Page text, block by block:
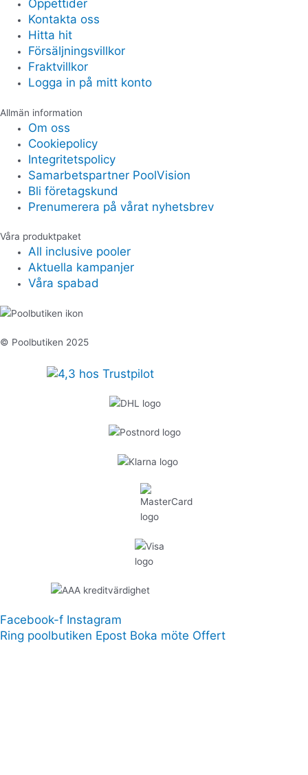
Öppettider
Kontakta oss
Hitta hit
Försäljningsvillkor
Fraktvillkor
Logga in på mitt konto
Allmän information
Om oss
Cookiepolicy
Integritetspolicy
Samarbetspartner PoolVision
Bli företagskund
Prenumerera på vårat nyhetsbrev
Våra produktpaket
All inclusive pooler
Aktuella kampanjer
Våra spabad
© Poolbutiken 2025
Facebook-f Instagram
Ring poolbutiken Epost Boka möte Offert